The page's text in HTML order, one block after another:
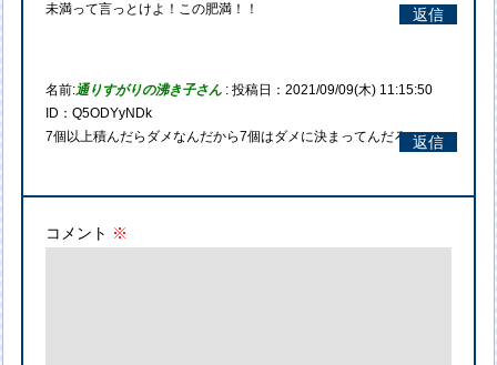
未満って言っとけよ！この肥満！！
返信
名前:通りすがりの沸き子さん : 投稿日：2021/09/09(木) 11:15:50
ID：Q5ODYyNDk
7個以上積んだらダメなんだから7個はダメに決まってんだろｗ返信
コメント ※